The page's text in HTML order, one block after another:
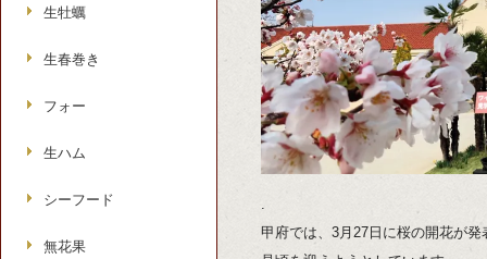
.
甲府では、3月27日に桜の開花が
生牡蠣
生春巻き
フォー
生ハム
シーフード
無花果